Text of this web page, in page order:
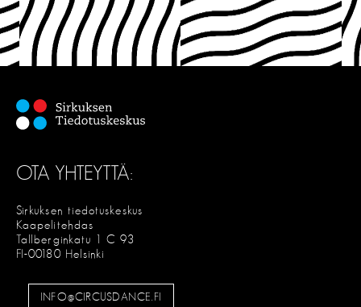
OTA YHTEYTTÄ:
Sirkuksen tiedotuskeskus
Kaapelitehdas
Tallberginkatu 1 C 93
FI-00180 Helsinki
INFO@CIRCUSDANCE.FI